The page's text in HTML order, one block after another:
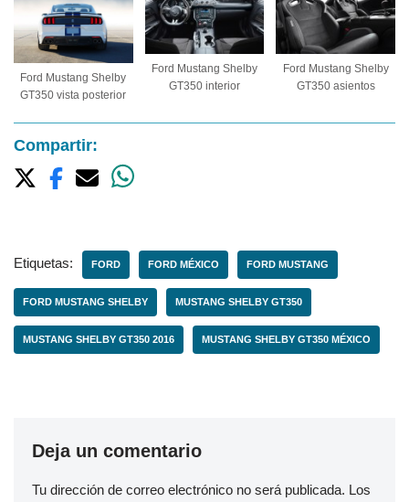
Ford Mustang Shelby
GT350 vista posterior
Ford Mustang Shelby
GT350 interior
Ford Mustang Shelby
GT350 asientos
Compartir:
Etiquetas: FORD FORD MÉXICO FORD MUSTANG
FORD MUSTANG SHELBY MUSTANG SHELBY GT350
MUSTANG SHELBY GT350 2016 MUSTANG SHELBY GT350 MÉXICO
Deja un comentario
Tu dirección de correo electrónico no será publicada. Los